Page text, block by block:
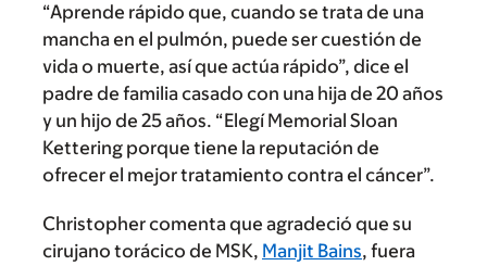
“Aprende rápido que, cuando se trata de una
mancha en el pulmón, puede ser cuestión de
vida o muerte, así que actúa rápido”, dice el
padre de familia casado con una hija de 20 años
y un hijo de 25 años. “Elegí Memorial Sloan
Kettering porque tiene la reputación de
ofrecer el mejor tratamiento contra el cáncer”.
Christopher comenta que agradeció que su
cirujano torácico de MSK, Manjit Bains, fuera